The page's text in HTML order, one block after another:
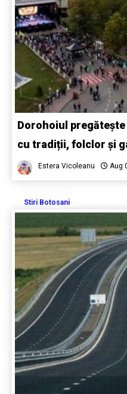
Dorohoiul
cu tradiții, folclor și
Estera Vicoleanu Aug
Stiri Botosani